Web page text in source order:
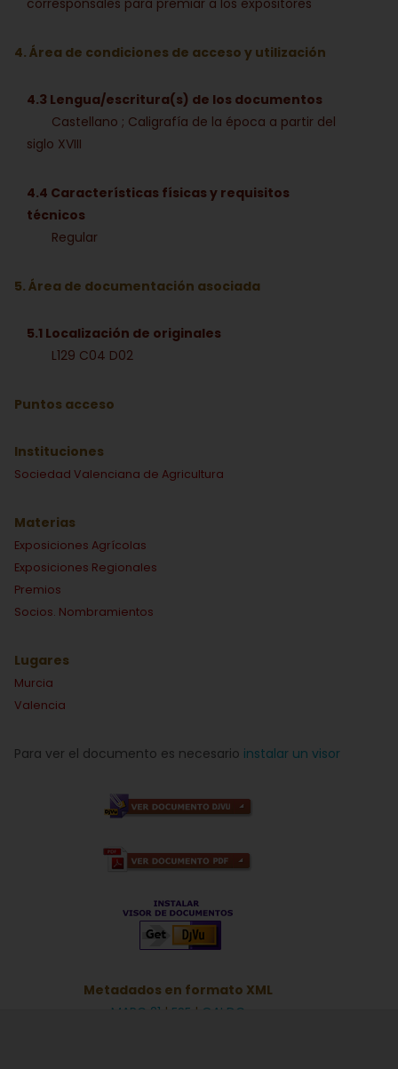
Para ver el documento es necesario instalar un visor
Metadados en formato XML
MARC 21 | ESE | OAI DC
4. Área de condiciones de acceso y utilización
4.3 Lengua/escritura(s) de los documentos
Castellano ; Caligrafía de la época a partir del
siglo XVIII
4.4 Características físicas y requisitos
técnicos
Regular
5. Área de documentación asociada
5.1 Localización de originales
L129 C04 D02
Puntos acceso
Instituciones
Sociedad Valenciana de Agricultura
Materias
Exposiciones Agrícolas
Exposiciones Regionales
Premios
Socios. Nombramientos
Lugares
Murcia
Valencia